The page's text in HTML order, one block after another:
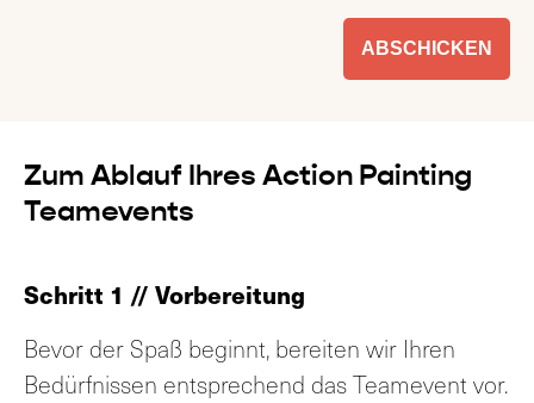
Zum Ablauf Ihres Action Painting
Teamevents
Schritt 1 // Vorbereitung
Bevor der Spaß beginnt, bereiten wir Ihren
Bedürfnissen entsprechend das Teamevent vor.